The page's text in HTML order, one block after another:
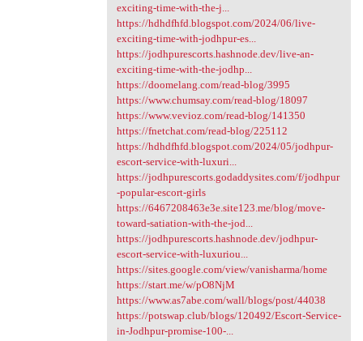
exciting-time-with-the-j...
https://hdhdfhfd.blogspot.com/2024/06/live-
exciting-time-with-jodhpur-es...
https://jodhpurescorts.hashnode.dev/live-an-
exciting-time-with-the-jodhp...
https://doomelang.com/read-blog/3995
https://www.chumsay.com/read-blog/18097
https://www.vevioz.com/read-blog/141350
https://fnetchat.com/read-blog/225112
https://hdhdfhfd.blogspot.com/2024/05/jodhpur-
escort-service-with-luxuri...
https://jodhpurescorts.godaddysites.com/f/jodhpur
-popular-escort-girls
https://6467208463e3e.site123.me/blog/move-
toward-satiation-with-the-jod...
https://jodhpurescorts.hashnode.dev/jodhpur-
escort-service-with-luxuriou...
https://sites.google.com/view/vanisharma/home
https://start.me/w/pO8NjM
https://www.as7abe.com/wall/blogs/post/44038
https://potswap.club/blogs/120492/Escort-Service-
in-Jodhpur-promise-100-...